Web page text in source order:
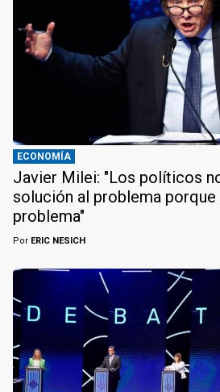
ECONOMÍA
Javier Milei: "Los políticos
solución al problema
problema"
Por ERIC NESICH